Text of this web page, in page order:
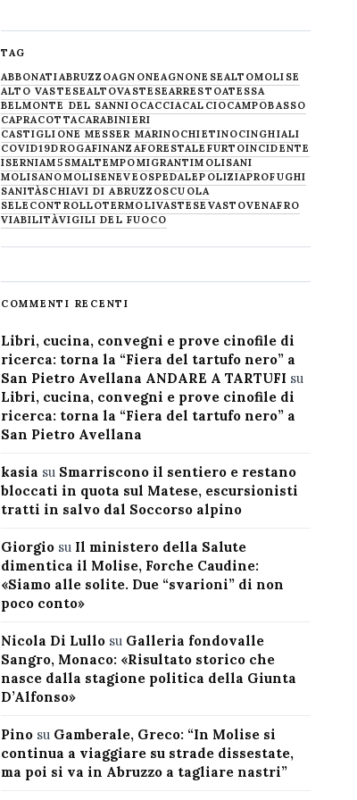
TAG
ABBONATIABRUZZOAGNONEAGNONESEALTOMOLISE
ALTO VASTESEALTOVASTESEARRESTOATESSA
BELMONTE DEL SANNIOCACCIACALCIOCAMPOBASSO
CAPRACOTTACARABINIERI
CASTIGLIONE MESSER MARINOCHIETINOCINGHIALI
COVID19DROGAFINANZAFORESTALE FURTOINCIDENTE
ISERNIAM5SMALTEMPOMIGRANTIMOLISANI
MOLISANOMOLISENEVE OSPEDALEPOLIZIAPROFUGHI
SANITÀSCHIAVI DI ABRUZZOSCUOLA
SELECONTROLLOTERMOLIVASTESE VASTOVENAFRO
VIABILITÀVIGILI DEL FUOCO
COMMENTI RECENTI
Libri, cucina, convegni e prove cinofile di
ricerca: torna la “Fiera del tartufo nero” a
San Pietro Avellana ANDARE A TARTUFI su
Libri, cucina, convegni e prove cinofile di
ricerca: torna la “Fiera del tartufo nero” a
San Pietro Avellana
kasia su Smarriscono il sentiero e restano
bloccati in quota sul Matese, escursionisti
tratti in salvo dal Soccorso alpino
Giorgiosu Il ministero della Salute
dimentica il Molise, Forche Caudine:
«Siamo alle solite. Due “svarioni” di non
poco conto»
Nicola Di Lullosu Galleria fondovalle
Sangro, Monaco: «Risultato storico che
nasce dalla stagione politica della Giunta
D’Alfonso»
Pinosu Gamberale, Greco: “In Molise si
continua a viaggiare su strade dissestate,
ma poi si va in Abruzzo a tagliare nastri”